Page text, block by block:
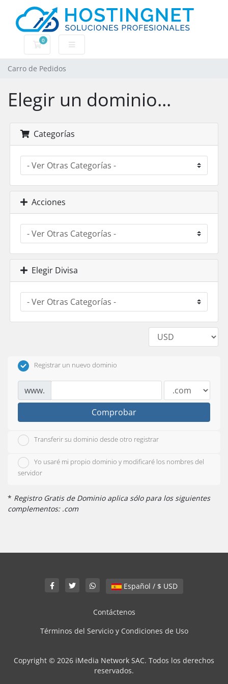
0
Carro de Pedidos
Carro de Pedidos
Elegir un dominio...
Categorías
Acciones
Elegir Divisa
Registrar un nuevo dominio
www.
Comprobar
Transferir su dominio desde otro registrar
Yo usaré mi propio dominio y modificaré los nombres del
servidor
* Registro Gratis de Dominio aplica sólo para los siguientes
complementos: .com
Español / $ USD
Contáctenos
Términos del Servicio y Condiciones de Uso
Copyright © 2026 iMedia Network SAC. Todos los derechos
reservados.